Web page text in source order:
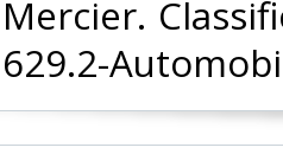
Mercier.
629.2-